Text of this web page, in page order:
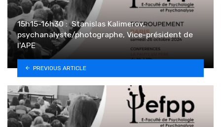
15h15-16h30 : ‍ Stanislas Kalimerov,
psychanalyste/photographe, Vice-président de
l’APE
PREVIOUS ARTICLE